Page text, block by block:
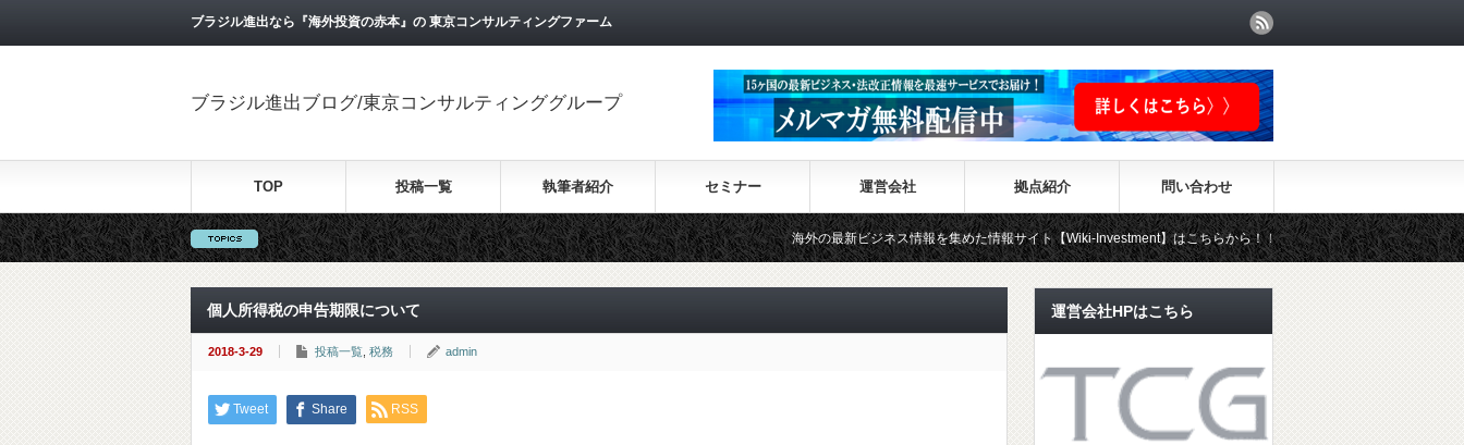
ブラジル進出なら『海外投資の赤本』の 東京コンサルティングファーム
ブラジル進出ブログ/東京コンサルティンググループ
TOP 投稿一覧 執筆者紹介 セミナー 運営会社 拠点紹介 問い合わせ
海外の最新ビジネス情報を集めた情報サイト【Wiki-Investment】はこちらから！！
個人所得税の申告期限について
2018-3-29 投稿一覧 税務 admin
Tweet Share RSS
運営会社HPはこちら